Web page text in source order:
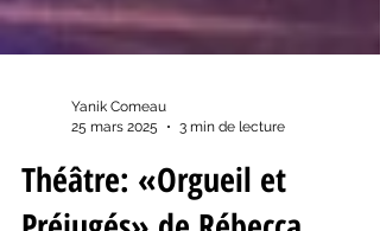
25 mars 2025
3 min de lecture